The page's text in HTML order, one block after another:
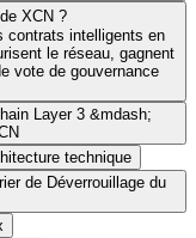
XCN ?
contrats intelligents en
le réseau, gagnent
vote de gouvernance
Layer 3 &mdash;
technique
de Déverrouillage du